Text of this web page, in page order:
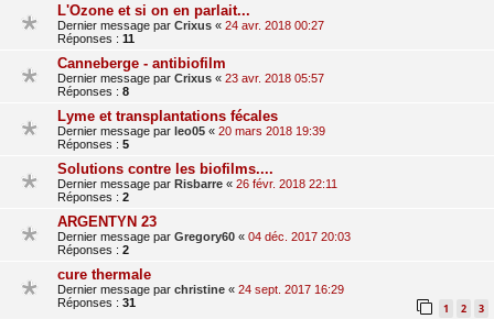
L'Ozone et si on en parlait...
Dernier message par Crixus « 24 avr. 2018 00:27
Réponses : 11
Canneberge - antibiofilm
Dernier message par Crixus « 23 avr. 2018 05:57
Réponses : 8
Lyme et transplantations fécales
Dernier message par leo05 « 20 mars 2018 19:39
Réponses : 5
Solutions contre les biofilms....
Dernier message par Risbarre « 26 févr. 2018 22:11
Réponses : 2
ARGENTYN 23
Dernier message par Gregory60 « 04 déc. 2017 20:03
Réponses : 2
cure thermale
Dernier message par christine « 24 sept. 2017 16:29
Réponses : 31 1 2 3